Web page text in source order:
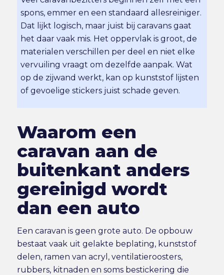
spons, emmer en een standaard allesreiniger.
Dat lijkt logisch, maar juist bij caravans gaat
het daar vaak mis. Het oppervlak is groot, de
materialen verschillen per deel en niet elke
vervuiling vraagt om dezelfde aanpak. Wat
op de zijwand werkt, kan op kunststof lijsten
of gevoelige stickers juist schade geven.
Waarom een
caravan aan de
buitenkant anders
gereinigd wordt
dan een auto
Een caravan is geen grote auto. De opbouw
bestaat vaak uit gelakte beplating, kunststof
delen, ramen van acryl, ventilatieroosters,
rubbers, kitnaden en soms bestickering die